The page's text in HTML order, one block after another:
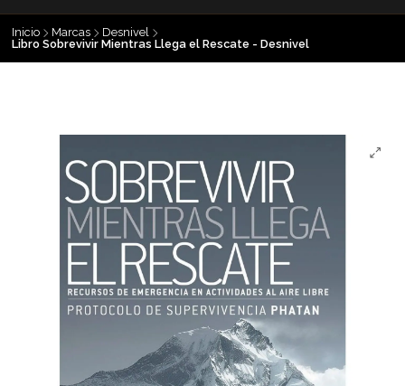
Inicio Marcas
Desnivel
Libro Sobrevivir Mientras Llega el Rescate - Desnivel